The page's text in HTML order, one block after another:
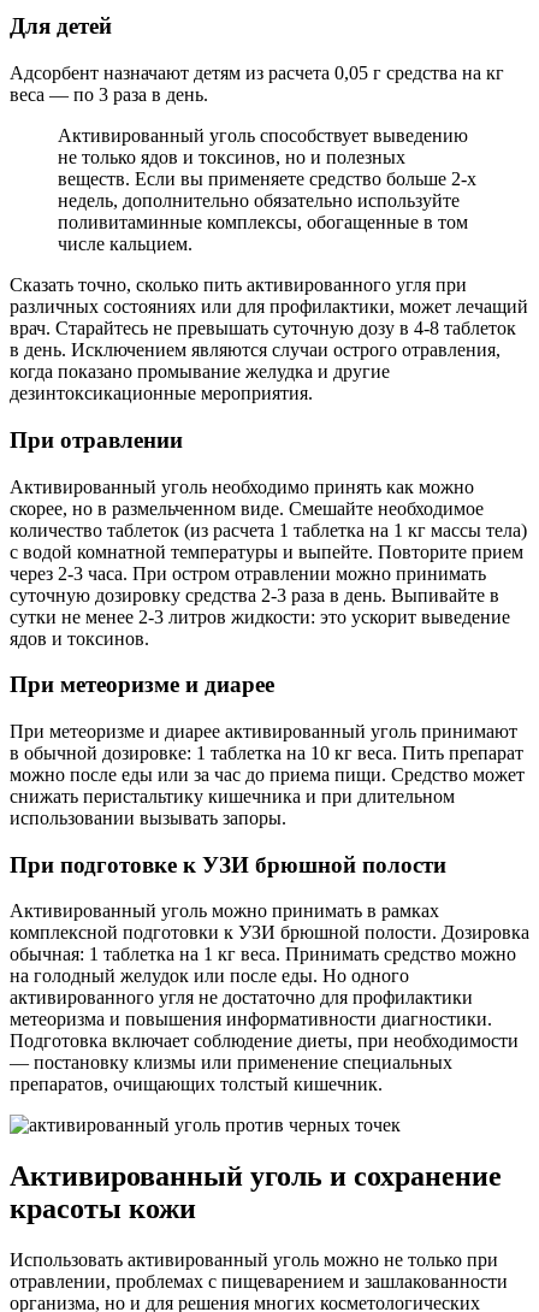
Для детей
Адсорбент назначают детям из расчета 0,05 г средства на кг
веса — по 3 раза в день.
Активированный уголь способствует выведению
не только ядов и токсинов, но и полезных
веществ. Если вы применяете средство больше 2-х
недель, дополнительно обязательно используйте
поливитаминные комплексы, обогащенные в том
числе кальцием.
Сказать точно, сколько пить активированного угля при
различных состояниях или для профилактики, может лечащий
врач. Старайтесь не превышать суточную дозу в 4-8 таблеток
в день. Исключением являются случаи острого отравления,
когда показано промывание желудка и другие
дезинтоксикационные мероприятия.
При отравлении
Активированный уголь необходимо принять как можно
скорее, но в размельченном виде. Смешайте необходимое
количество таблеток (из расчета 1 таблетка на 1 кг массы тела)
с водой комнатной температуры и выпейте. Повторите прием
через 2-3 часа. При остром отравлении можно принимать
суточную дозировку средства 2-3 раза в день. Выпивайте в
сутки не менее 2-3 литров жидкости: это ускорит выведение
ядов и токсинов.
При метеоризме и диарее
При метеоризме и диарее активированный уголь принимают
в обычной дозировке: 1 таблетка на 10 кг веса. Пить препарат
можно после еды или за час до приема пищи. Средство может
снижать перистальтику кишечника и при длительном
использовании вызывать запоры.
При подготовке к УЗИ брюшной полости
Активированный уголь можно принимать в рамках
комплексной подготовки к УЗИ брюшной полости. Дозировка
обычная: 1 таблетка на 1 кг веса. Принимать средство можно
на голодный желудок или после еды. Но одного
активированного угля не достаточно для профилактики
метеоризма и повышения информативности диагностики.
Подготовка включает соблюдение диеты, при необходимости
— постановку клизмы или применение специальных
препаратов, очищающих толстый кишечник.
Активированный уголь и сохранение
красоты кожи
Использовать активированный уголь можно не только при
отравлении, проблемах с пищеварением и зашлакованности
организма, но и для решения многих косметологических